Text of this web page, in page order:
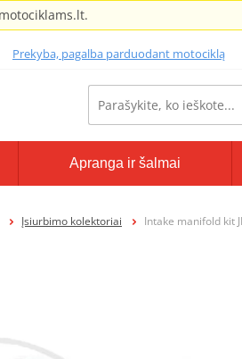
Prekyba, pagalba parduodant motociklą
Apranga ir šalmai
Įsiurbimo kolektoriai Intake manifold kit